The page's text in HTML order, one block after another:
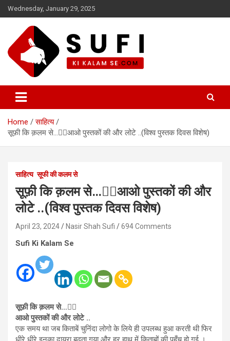
Skip
to
Wednesday, January 29, 2025
सूफी की कलम से
Home
साहित्य
सूफ़ी कि क़लम से…✍🏻आओ पुस्तकों की और लोटे ..(विश्व पुस्तक दिवस विशेष)
साहित्य सूफी की कलम से
सूफ़ी कि क़लम से…✍🏻आओ पुस्तकों की और
लोटे ..(विश्व पुस्तक दिवस विशेष)
April 23, 2024 Nasir Shah Sufi 694 Comments
Sufi Ki Kalam Se
सूफ़ी कि क़लम से…✍🏻
आओ पुस्तकों की और लोटे ..
एक समय था जब किताबें चुनिंदा लोगो के लिये ही उपलब्ध हुआ करती थी फिर